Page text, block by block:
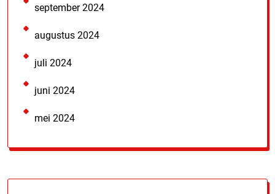
september 2024
augustus 2024
juli 2024
juni 2024
mei 2024